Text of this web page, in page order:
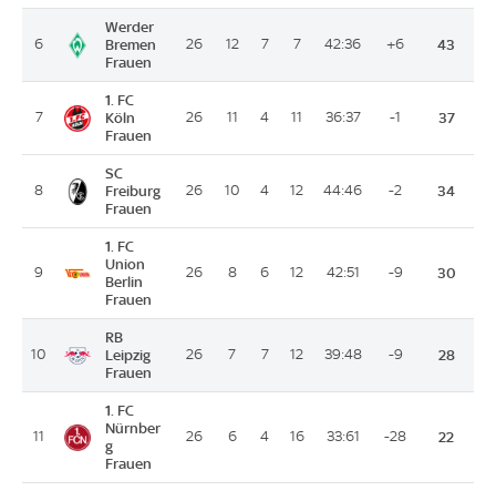
6
Werder
Bremen
Frauen
26 12 7 7 42:36 +6 43
7
1. FC
Köln
Frauen
26 11 4 11 36:37 -1 37
8
SC
Freiburg
Frauen
26 10 4 12 44:46 -2 34
9
1. FC
Union
Berlin
Frauen
26 8 6 12 42:51 -9 30
10
RB
Leipzig
Frauen
26 7 7 12 39:48 -9 28
11
1. FC
Nürnber
g
Frauen
26 6 4 16 33:61 -28 22